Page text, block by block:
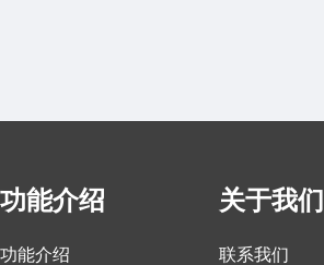
功能介绍
功能介绍
关于我们
联系我们